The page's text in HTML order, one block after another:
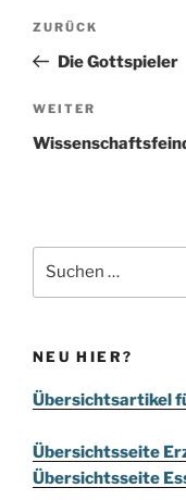
Vorheriger
Beitrag
ZURÜCK
Die Gottspieler
Nächster
Beitrag
WEITER
nach:
NEU HIER?
Übersichtsartikel
Übersichtsseite
Übersichtsseite